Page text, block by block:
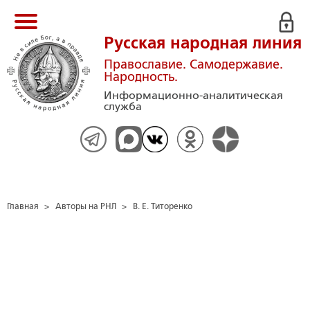
Русская народная линия
Православие. Самодержавие.
Народность.
Информационно-аналитическая
служба
Главная > Авторы на РНЛ > В. Е. Титоренко